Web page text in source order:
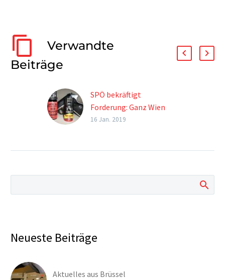
Verwandte
Beiträge
SPÖ bekräftigt
Forderung: Ganz Wien
soll zur
Dieser Inhalt ist
Mehr zur
Mitgliedschaft Sie sind
zum Login!
16 Jan. 2019
Neueste Beiträge
Aktuelles aus Brüssel